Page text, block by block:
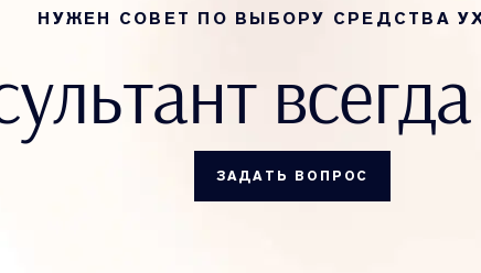
НУЖЕН СОВЕТ ПО ВЫБОРУ СРЕДСТВА
ЗАДАТЬ ВОПРОС